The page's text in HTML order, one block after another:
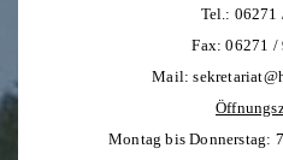
Tel.: 06271
Fax: 06271 /
Mail:
Montag bis Donnerstag: